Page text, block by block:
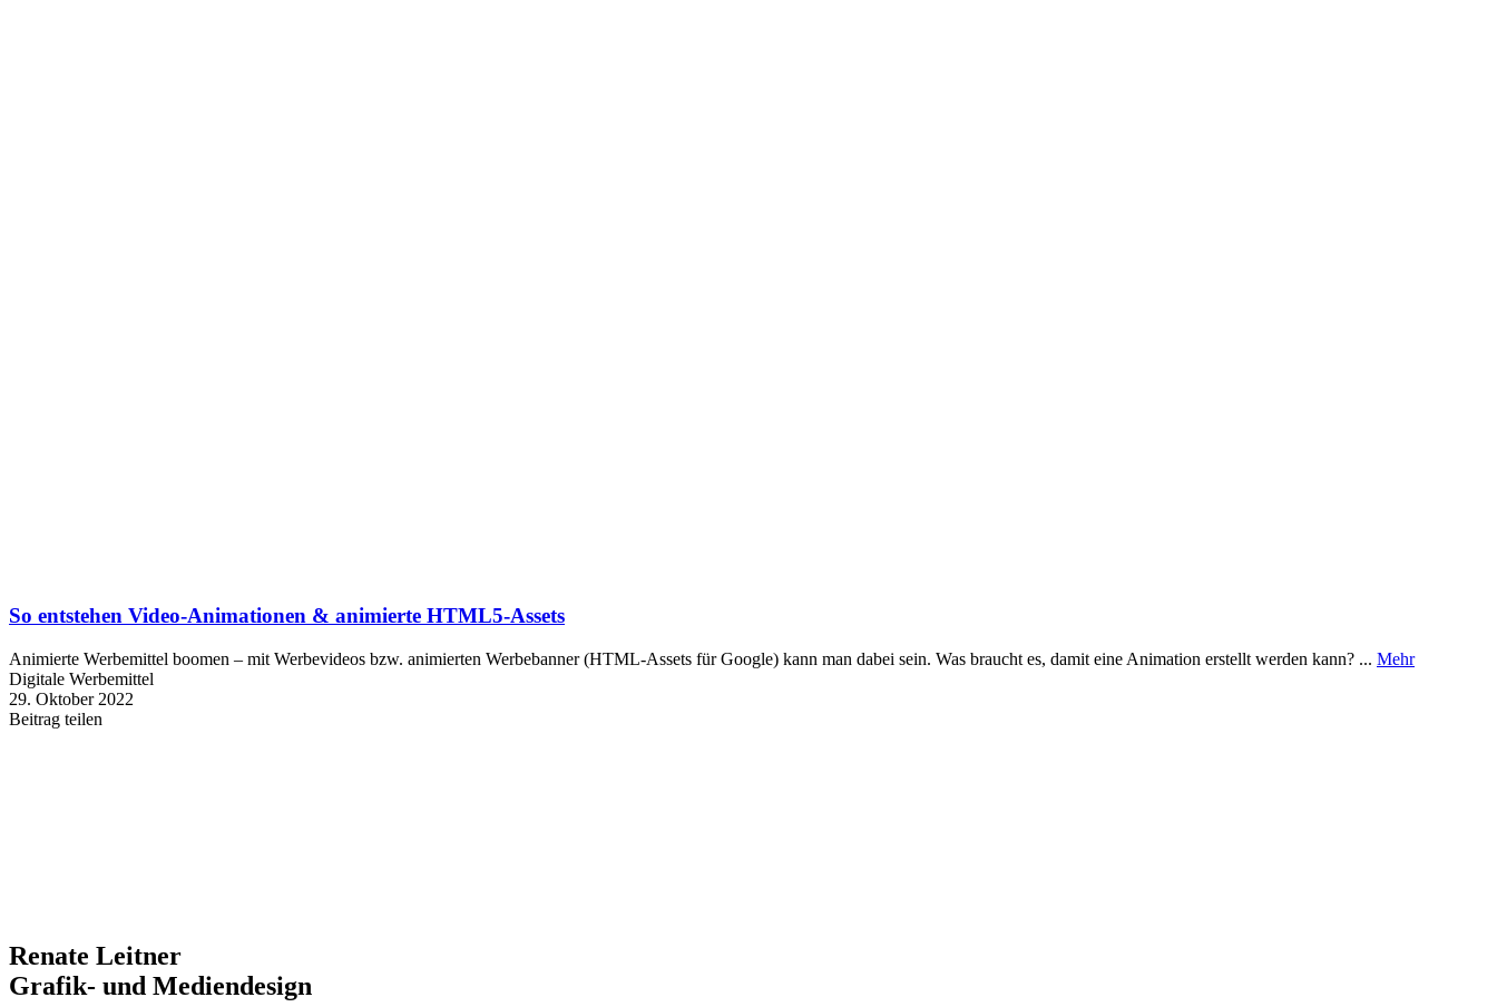
So entstehen Video-Animationen & animierte HTML5-Assets
Animierte Werbemittel boomen – mit Werbevideos bzw. animierten Werbebanner (HTML-Assets für Google) kann man dabei sein. Was braucht es, damit eine Animation erstellt werden kann? ... Mehr
Digitale Werbemittel
29. Oktober 2022
Beitrag teilen
Renate Leitner
Grafik- und Mediendesign